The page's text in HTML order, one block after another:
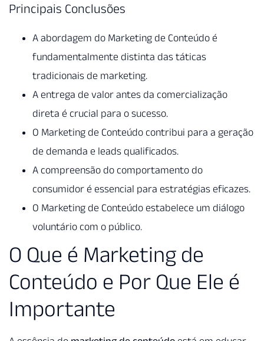
Principais Conclusões
A abordagem do Marketing de Conteúdo é
fundamentalmente distinta das táticas
tradicionais de marketing.
A entrega de valor antes da comercialização
direta é crucial para o sucesso.
O Marketing de Conteúdo contribui para a geração
de demanda e leads qualificados.
A compreensão do comportamento do
consumidor é essencial para estratégias eficazes.
O Marketing de Conteúdo estabelece um diálogo
voluntário com o público.
O Que é Marketing de
Conteúdo e Por Que Ele é
Importante